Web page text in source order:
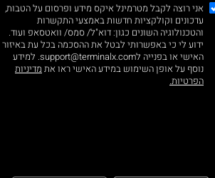
אני רוצה לקבל מטרמינל איקס מידע ופרסום על הטבות,
עדכונים וקולקציות חדשות באמצעי התקשרות
והטכנולוגיה השונים כגון: דוא"ל/ סמס/ וואטסאפ ועוד.
ידוע לי כי באפשרותי לבטל את ההסכמה בכל עת באיזור
האישי או בפנייה לsupport@terminalx.com. למידע
נוסף על אופן השימוש במידע האישי ראו את מדיניות
הפרטיות.